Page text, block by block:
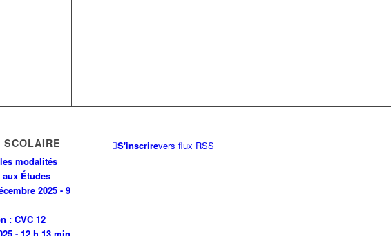
modalités
Études
2025 - 9
: CVC12
S'inscrirevers flux RSS